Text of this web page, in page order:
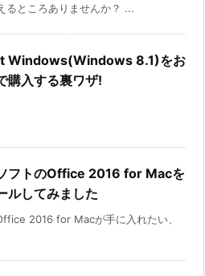
るところありませんか？ ...
Windows(Windows 8.1)をお
購入する裏ワザ!
フトのOffice 2016 for Macを
ルしてみました
2016 for Macが手に入れたい、